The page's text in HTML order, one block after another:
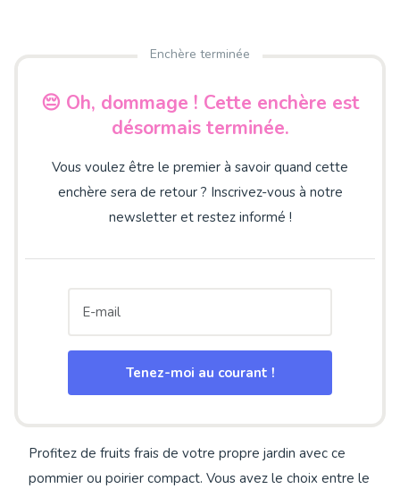
Enchère terminée
😔 Oh, dommage ! Cette enchère est
désormais terminée.
Vous voulez être le premier à savoir quand cette
enchère sera de retour ? Inscrivez-vous à notre
newsletter et restez informé !
Tenez-moi au courant !
Profitez de fruits frais de votre propre jardin avec ce
pommier ou poirier compact. Vous avez le choix entre le